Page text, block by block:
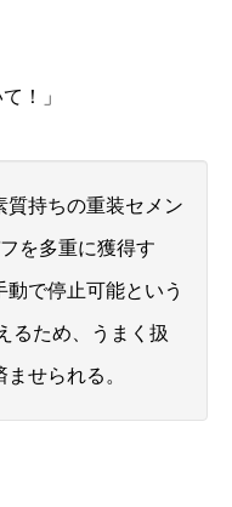
！」
質持ちの重装セメン
を多重に獲得す
で停止可能という
るため、うまく扱
せられる。